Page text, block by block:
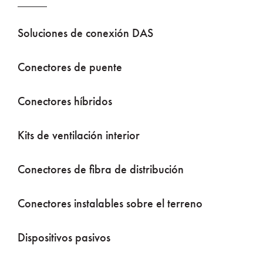
Soluciones de conexión DAS
Conectores de puente
Conectores híbridos
Kits de ventilación interior
Conectores de fibra de distribución
Conectores instalables sobre el terreno
Dispositivos pasivos